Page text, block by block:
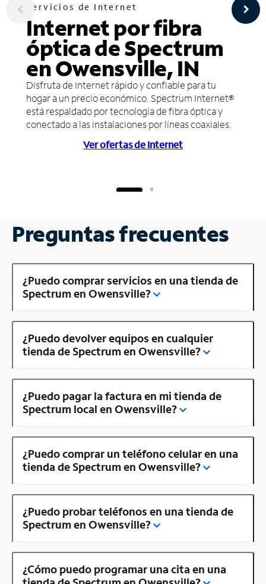
Servicios de Internet
Internet por fibra
óptica de Spectrum
en Owensville, IN
Disfruta de Internet rápido y confiable para tu
hogar a un precio económico. Spectrum Internet®
está respaldado por tecnología de fibra óptica y
conectado a las instalaciones por líneas coaxiales.
Ver ofertas de Internet
Preguntas frecuentes
¿Puedo comprar servicios en una tienda de
Spectrum en Owensville?
¿Puedo devolver equipos en cualquier
tienda de Spectrum en Owensville?
¿Puedo pagar la factura en mi tienda de
Spectrum local en Owensville?
¿Puedo comprar un teléfono celular en una
tienda de Spectrum en Owensville?
¿Puedo probar teléfonos en una tienda de
Spectrum en Owensville?
¿Cómo puedo programar una cita en una